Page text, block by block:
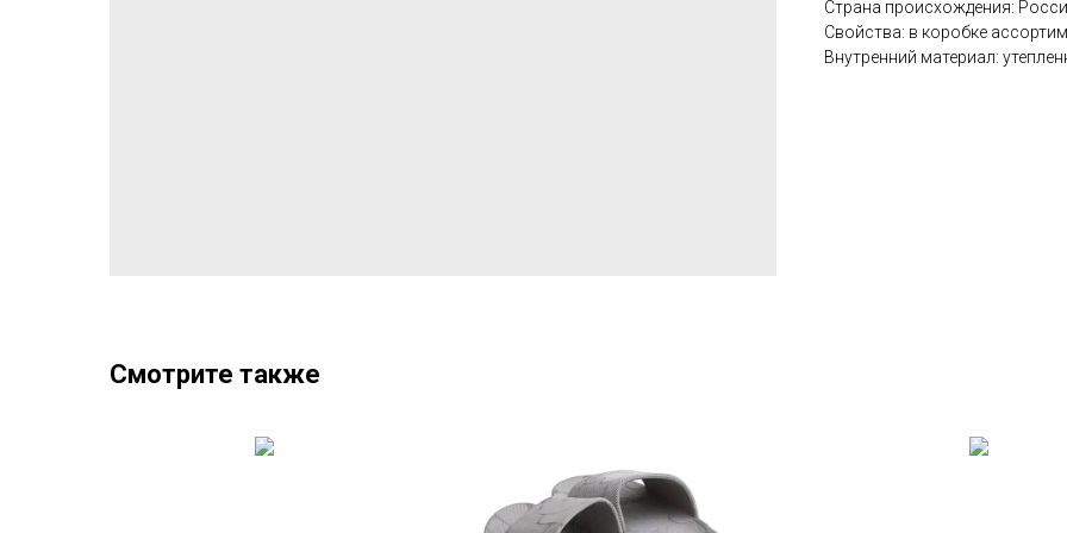
Страна происхождения:
Свойства: в коробке
Внутренний материал:
Смотрите также